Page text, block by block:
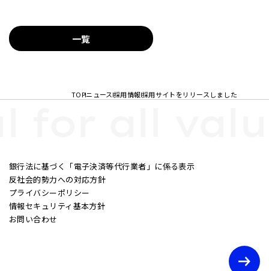
一覧
TOPニュース採用情報採用サイトをリリースしました
銀行法に基づく「電子決済等代行業者」に係る表示
反社会的勢力への対応方針
プライバシーポリシー
情報セキュリティ基本方針
お問い合わせ